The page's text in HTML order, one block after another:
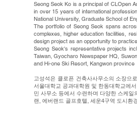
Seong Seok Ko is a principal of CLOpen
in over 15 years of international
National University, Graduate School of
The portfolio of Seong Seok spans
complexes, higher education facilities,
design project as an opportunity to
Seong Seok's representative projects
Taiwan, Gyocharo Newspaper HQ,
and Hi-one Ski Resort, Kangwon province
고성석은 클로픈 건축사사무소의 소장으
서울대학교 공과대학원 및 한동대학교에
민 사무소 등에서 수련하며 다양한 스케
랜, 에버랜드 골프호텔, 세운4구역 도시환